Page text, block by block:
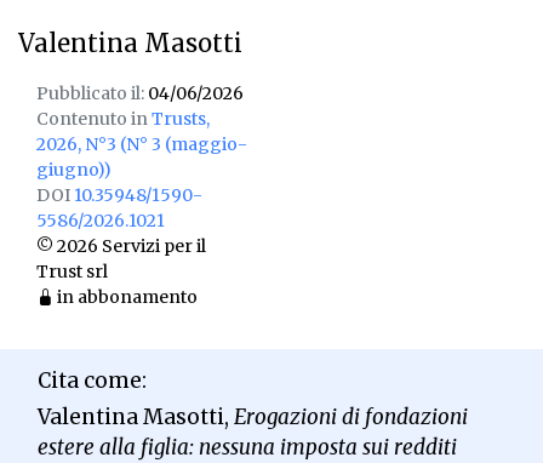
Valentina Masotti
Pubblicato il: 04/06/2026
Contenuto inTrusts,
2026, N°3 (N° 3 (maggio-
giugno))
DOI 10.35948/1590-
5586/2026.1021
© 2026 Servizi per il
Trust srl
in abbonamento
Cita come:
Valentina Masotti, Erogazioni di fondazioni
estere alla figlia: nessuna imposta sui redditi